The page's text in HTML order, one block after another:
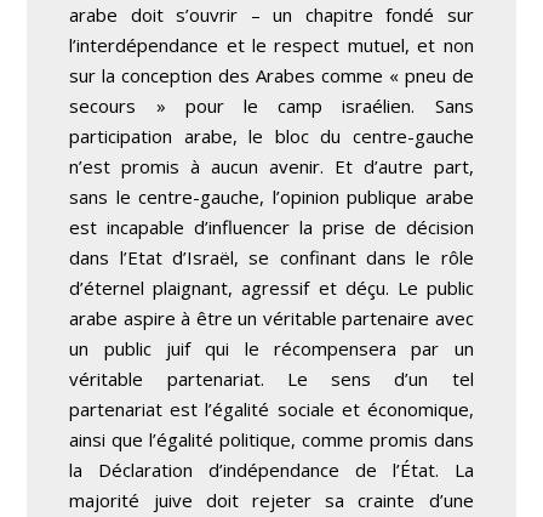
arabe doit s’ouvrir – un chapitre fondé sur
l’interdépendance et le respect mutuel, et non
sur la conception des Arabes comme « pneu de
secours » pour le camp israélien. Sans
participation arabe, le bloc du centre-gauche
n’est promis à aucun avenir. Et d’autre part,
sans le centre-gauche, l’opinion publique arabe
est incapable d’influencer la prise de décision
dans l’Etat d’Israël, se confinant dans le rôle
d’éternel plaignant, agressif et déçu. Le public
arabe aspire à être un véritable partenaire avec
un public juif qui le récompensera par un
véritable partenariat. Le sens d’un tel
partenariat est l’égalité sociale et économique,
ainsi que l’égalité politique, comme promis dans
la Déclaration d’indépendance de l’État. La
majorité juive doit rejeter sa crainte d’une